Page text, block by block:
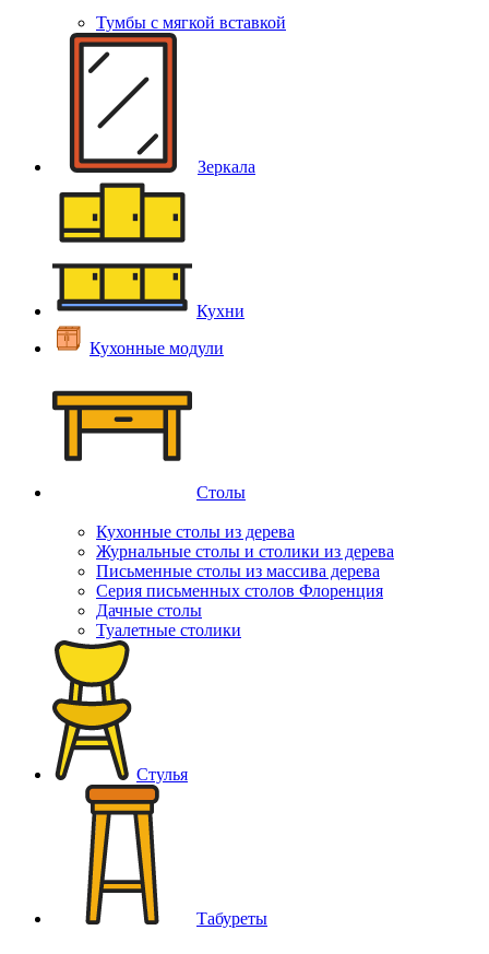
Тумбы с мягкой вставкой
Зеркала
Кухни
Кухонные модули
Столы
Кухонные столы из дерева
Журнальные столы и столики из дерева
Письменные столы из массива дерева
Серия письменных столов Флоренция
Дачные столы
Туалетные столики
Стулья
Табуреты